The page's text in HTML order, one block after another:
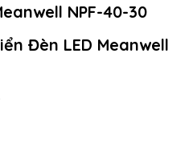
NPF-40-30
Đèn LED Meanwell